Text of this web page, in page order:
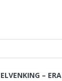
ELVENKING – ERA